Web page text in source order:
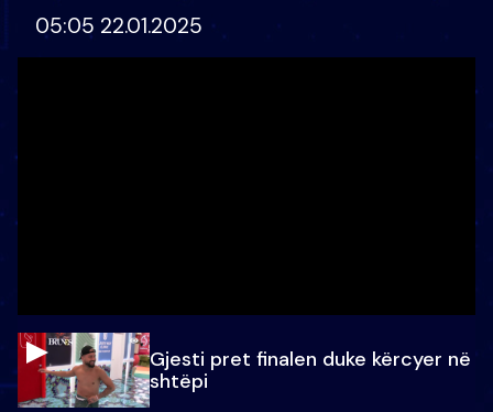
05:05 22.01.2025
Gjesti pret finalen duke kërcyer në
shtëpi